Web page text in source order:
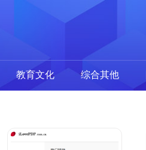
教育文化 综合其他